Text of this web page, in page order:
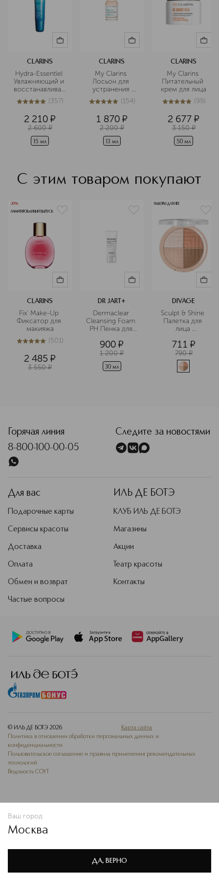
Политике конфиденциальности
CLARINS
Hydra-Essentiel
Увлажняющий и
восстанавливающий
бальзам для губ
5из 5357 (357)
2 210 ¤
2 600 ¤
15 мл
CLARINS
My Clarins
Лосьон для
устранения
мелких
несовершенств
дорожном
формате
5из 5154 (154)
1 870 ¤
2 200 ¤
13 мл
CLARINS
My Clarins
Питательный
крем для лица
4.9из599 (99)
2 677 ¤
3 150 ¤
50 мл
С этим товаром покупают
-30%
ЛИМИТИРОВАННЫЙ ВЫПУСК
CLARINS
Fix' Make-Up
Фиксатор для
макияжа
5из 5501 (501)
2 485 ¤
3 550 ¤
DR JART+
Dermaclear
Cleansing Foam
PH Пенка для
глубокого
очищения для
чувствительной
кожи
900 ¤
1 200 ¤
30 мл
НАБОРЫ ДЛЯ НЕЕ
DIVAGE
Sculpt & Shine
Палетка для
лица
711 ¤
790 ¤
Горячая линия
8-800-100-00-05
Следите за новостями
Для вас
Подарочные карты
Сервисы красоты
Доставка
Оплата
Обмен и возврат
Частые вопросы
ИЛЬ ДЕ БОТЭ
КЛУБ ИЛЬ ДЕ БОТЭ
Магазины
Акции
Театр красоты
Контакты
© ИЛЬ ДЕ БОТЭ 2026
Карта сайта
Политика в отношении обработки персональных данных и
конфиденциальности
Пользовательское соглашение и правила применения рекомендательных
технологий
Ведомость СОУТ
Ваш город
Москва
ДА, ВЕРНО